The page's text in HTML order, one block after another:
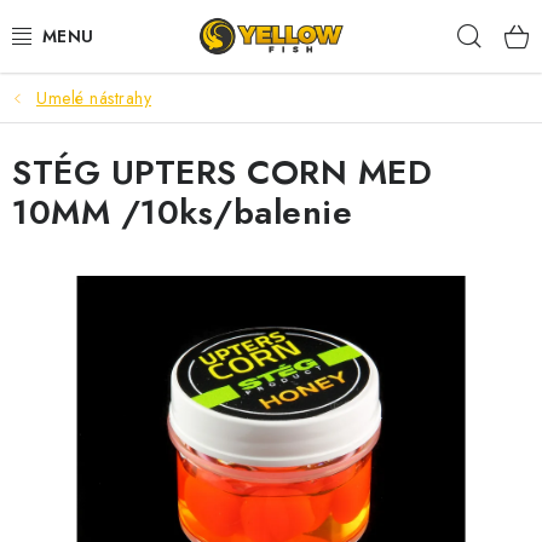
na
NOVINKY 2026
LETNÉ ZĽAVY
HALDORADO
KRMIVÁ,NÁSTRAHY
Umelé nástrahy
STÉG UPTERS CORN MED
10MM /10ks/balenie